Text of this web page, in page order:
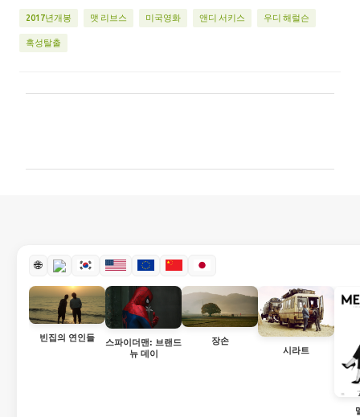
2017년개봉 맷 리브스 미국영화 앤디 서키스 우디 해럴슨
혹성탈출
🌐
빈집의 연인들
스파이더맨: 브랜드
뉴 데이
장손
시라트